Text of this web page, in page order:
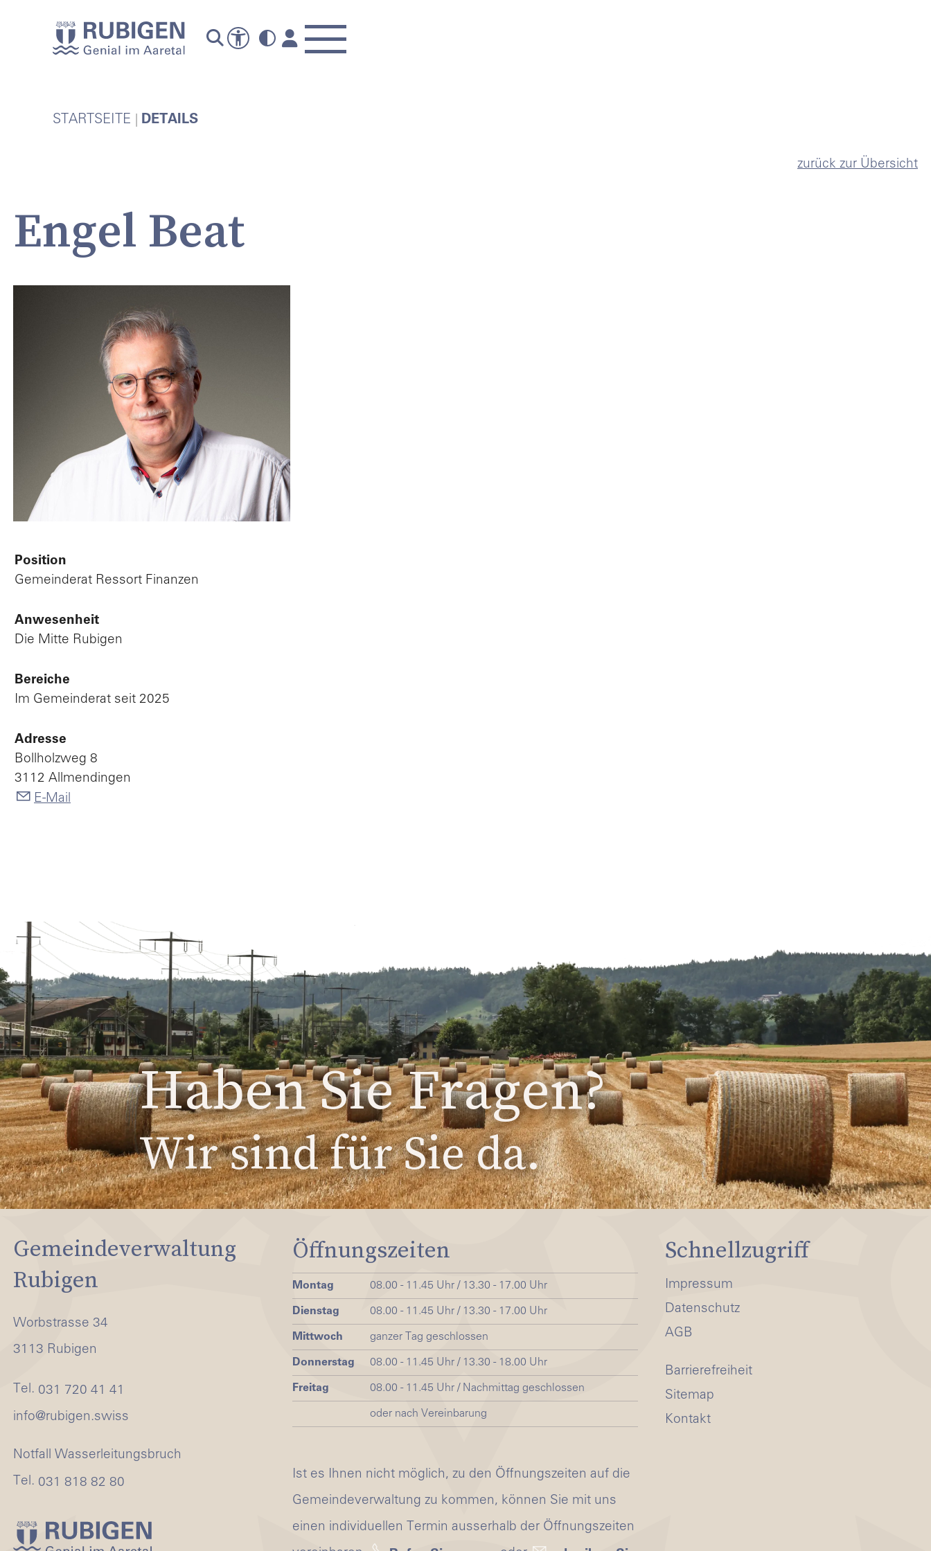
Lebensthemen
STARTSEITE DETAILS
zurück zur Übersicht
Engel Beat
Position
Gemeinderat Ressort Finanzen
Anwesenheit
Die Mitte Rubigen
Bereiche
Im Gemeinderat seit 2025
Adresse
Bollholzweg 8
3112 Allmendingen
E-Mail
Haben Sie Fragen?
Wir sind für Sie da.
Gemeindeverwaltung
Rubigen
Worbstrasse 34
3113 Rubigen
Tel. 031 720 41 41
nf
r b g n sw ss
Notfall Wasserleitungsbruch
Tel. 031 818 82 80
Öffnungszeiten
Montag 08.00 - 11.45 Uhr / 13.30 - 17.00 Uhr
Dienstag 08.00 - 11.45 Uhr / 13.30 - 17.00 Uhr
Mittwoch ganzer Tag geschlossen
Donnerstag 08.00 - 11.45 Uhr / 13.30 - 18.00 Uhr
Freitag 08.00 - 11.45 Uhr / Nachmittag geschlossen
oder nach Vereinbarung
Ist es Ihnen nicht möglich, zu den Öffnungszeiten auf die
Gemeindeverwaltung zu kommen, können Sie mit uns
einen individuellen Termin ausserhalb der Öffnungszeiten
Schnellzugriff
Impressum
Datenschutz
AGB
Barrierefreiheit
Sitemap
Kontakt